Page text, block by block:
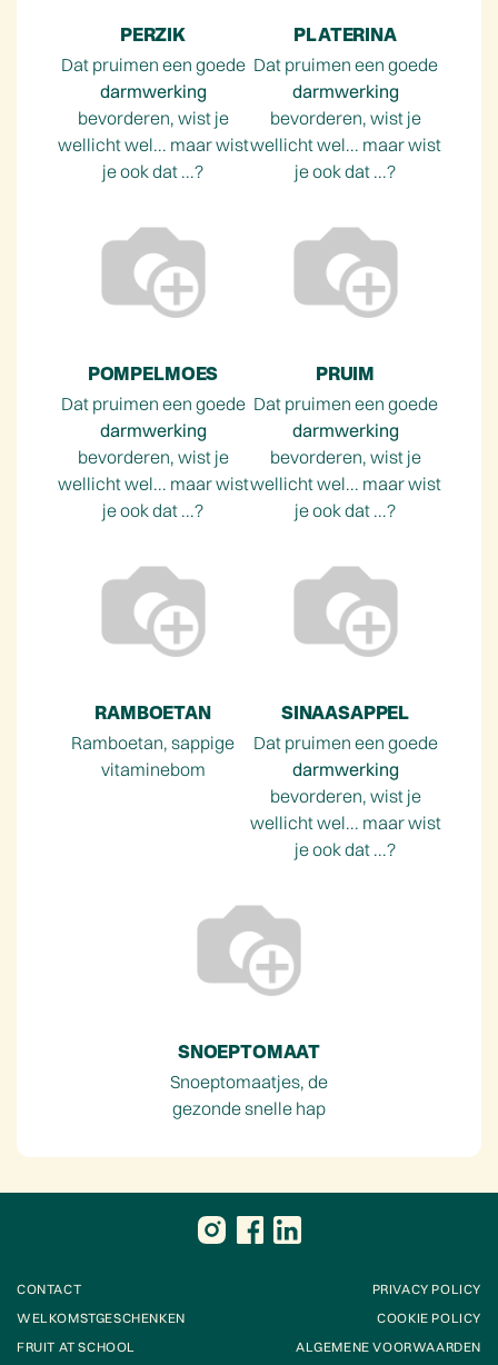
PERZIK
Dat pruimen een goede
darmwerking
bevorderen, wist je
wellicht wel... maar wist
je ook dat ...?
PLATERINA
Dat pruimen een goede
darmwerking
bevorderen, wist je
wellicht wel... maar wist
je ook dat ...?
POMPELMOES
Dat pruimen een goede
darmwerking
bevorderen, wist je
wellicht wel... maar wist
je ook dat ...?
PRUIM
Dat pruimen een goede
darmwerking
bevorderen, wist je
wellicht wel... maar wist
je ook dat ...?
RAMBOETAN
Ramboetan, sappige
vitaminebom
SINAASAPPEL
Dat pruimen een goede
darmwerking
bevorderen, wist je
wellicht wel... maar wist
je ook dat ...?
SNOEPTOMAAT
Snoeptomaatjes, de
gezonde snelle hap
CONTACT
WELKOMSTGESCHENKEN
FRUIT AT SCHOOL
PRIVACY POLICY
COOKIE POLICY
ALGEMENE VOORWAARDEN